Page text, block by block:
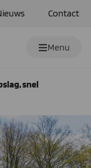
Contact
Menu
snel